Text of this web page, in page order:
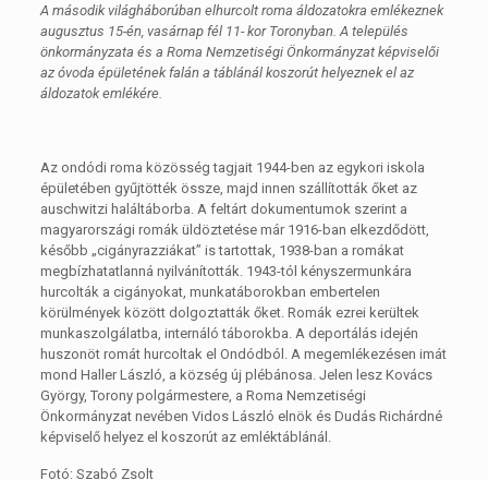
A második világháborúban elhurcolt roma áldozatokra emlékeznek
augusztus 15-én, vasárnap fél 11- kor Toronyban. A település
önkormányzata és a Roma Nemzetiségi Önkormányzat képviselői
az óvoda épületének falán a táblánál koszorút helyeznek el az
áldozatok emlékére.
Az ondódi roma közösség tagjait 1944-ben az egykori iskola
épületében gyűjtötték össze, majd innen szállították őket az
auschwitzi haláltáborba. A feltárt dokumentumok szerint a
magyarországi romák üldöztetése már 1916-ban elkezdődött,
később „cigányrazziákat” is tartottak, 1938-ban a romákat
megbízhatatlanná nyilvánították. 1943-tól kényszermunkára
hurcolták a cigányokat, munkatáborokban embertelen
körülmények között dolgoztatták őket. Romák ezrei kerültek
munkaszolgálatba, internáló táborokba. A deportálás idején
huszonöt romát hurcoltak el Ondódból. A megemlékezésen imát
mond Haller László, a község új plébánosa. Jelen lesz Kovács
György, Torony polgármestere, a Roma Nemzetiségi
Önkormányzat nevében Vidos László elnök és Dudás Richárdné
képviselő helyez el koszorút az emléktáblánál.
Fotó: Szabó Zsolt